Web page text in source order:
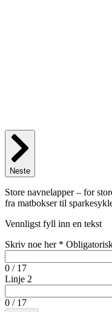
Neste
Store navnelapper – for
fra matbokser til
Vennligst fyll inn en tekst
Skriv noe her *
0 / 17
Linje 2
0 / 17